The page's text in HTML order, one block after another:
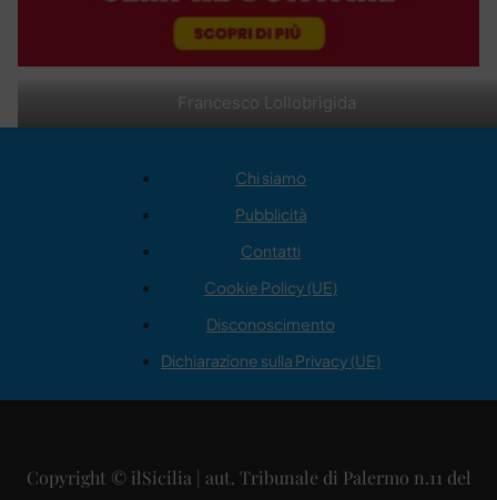
Francesco Lollobrigida
Chi siamo
Pubblicità
Contatti
Cookie Policy (UE)
Disconoscimento
Dichiarazione sulla Privacy (UE)
Copyright © ilSicilia | aut. Tribunale di Palermo n.11 del